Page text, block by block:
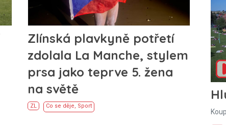
Zlínská plavkyně potřetí
zdolala La Manche, stylem
prsa jako teprve 5. žena
na světě
ZL Co se děje, Sport